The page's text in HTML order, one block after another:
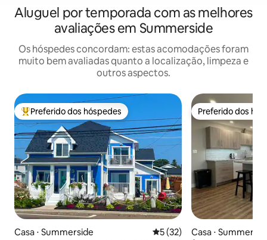
Aluguel por temporada com as melhores
avaliações em Summerside
Os hóspedes concordam: estas acomodações foram
muito bem avaliadas quanto a localização, limpeza e
outros aspectos.
Entre os melhores preferidos dos hóspedes
Preferido dos hóspedes
Casa ⋅ Summerside 5 de uma avaliação média
5 (32)
Preferido dos
Preferido dos
Casa ⋅